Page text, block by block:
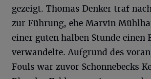
gezeigt. Thomas Denker traf
zur Führung, ehe Marvin
einer guten halben Stunde einen
verwandelte. Aufgrund des
Fouls war zuvor Schonnebecks